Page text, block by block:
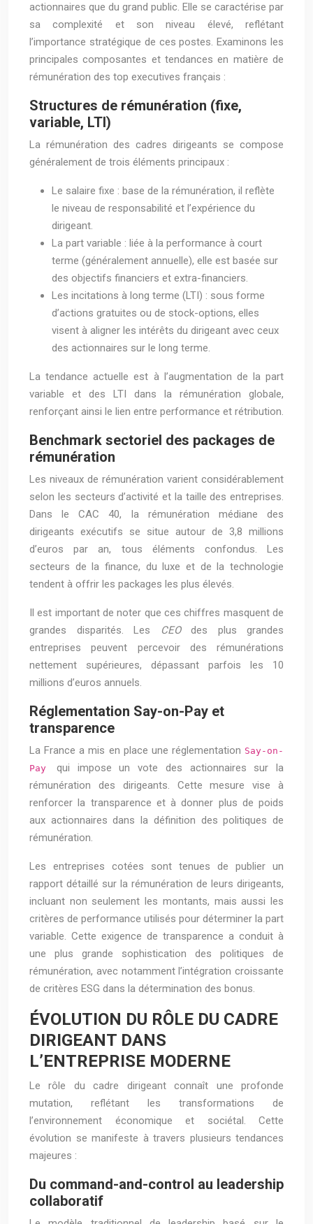
actionnaires que du grand public. Elle se caractérise par
sa complexité et son niveau élevé, reflétant
l’importance stratégique de ces postes. Examinons les
principales composantes et tendances en matière de
rémunération des top executives français :
Structures de rémunération (fixe,
variable, LTI)
La rémunération des cadres dirigeants se compose
généralement de trois éléments principaux :
Le salaire fixe : base de la rémunération, il reflète
le niveau de responsabilité et l’expérience du
dirigeant.
La part variable : liée à la performance à court
terme (généralement annuelle), elle est basée sur
des objectifs financiers et extra-financiers.
Les incitations à long terme (LTI) : sous forme
d’actions gratuites ou de stock-options, elles
visent à aligner les intérêts du dirigeant avec ceux
des actionnaires sur le long terme.
La tendance actuelle est à l’augmentation de la part
variable et des LTI dans la rémunération globale,
renforçant ainsi le lien entre performance et rétribution.
Benchmark sectoriel des packages de
rémunération
Les niveaux de rémunération varient considérablement
selon les secteurs d’activité et la taille des entreprises.
Dans le CAC 40, la rémunération médiane des
dirigeants exécutifs se situe autour de 3,8 millions
d’euros par an, tous éléments confondus. Les
secteurs de la finance, du luxe et de la technologie
tendent à offrir les packages les plus élevés.
Il est important de noter que ces chiffres masquent de
grandes disparités. Les
CEO des plus grandes
entreprises peuvent percevoir des rémunérations
nettement supérieures, dépassant parfois les 10
millions d’euros annuels.
Réglementation Say-on-Pay et
transparence
La France a mis en place une réglementation Say-on-
Pay qui impose un vote des actionnaires sur la
rémunération des dirigeants. Cette mesure vise à
renforcer la transparence et à donner plus de poids
aux actionnaires dans la définition des politiques de
rémunération.
Les entreprises cotées sont tenues de publier un
rapport détaillé sur la rémunération de leurs dirigeants,
incluant non seulement les montants, mais aussi les
critères de performance utilisés pour déterminer la part
variable. Cette exigence de transparence a conduit à
une plus grande sophistication des politiques de
rémunération, avec notamment l’intégration croissante
de critères ESG dans la détermination des bonus.
ÉVOLUTION DU RÔLE DU CADRE
DIRIGEANT DANS
L’ENTREPRISE MODERNE
Le rôle du cadre dirigeant connaît une profonde
mutation, reflétant les transformations de
l’environnement économique et sociétal. Cette
évolution se manifeste à travers plusieurs tendances
majeures :
Du command-and-control au leadership
collaboratif